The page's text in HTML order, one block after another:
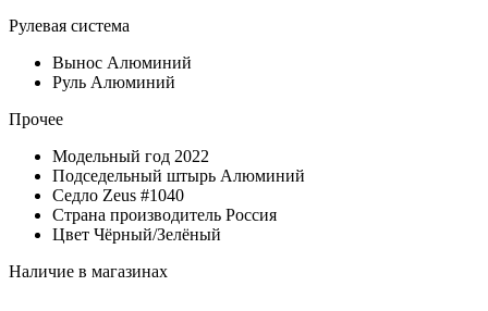
Рулевая система
Вынос Алюминий
Руль Алюминий
Прочее
Модельный год 2022
Подседельный штырь Алюминий
Седло Zeus #1040
Страна производитель Россия
Цвет Чёрный/Зелёный
Наличие в магазинах